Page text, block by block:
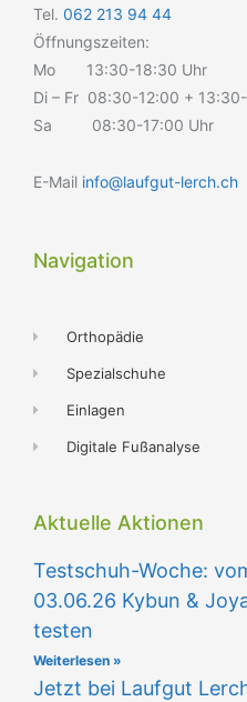
Tel. 062 213 94 44
Öffnungszeiten:
Mo 13:30-18:30 Uhr
Di – Fr 08:30-12:00 +
Sa 08:30-17:00 Uhr
E-Mail info@laufgut-lerch.ch
Navigation
Orthopädie
Spezialschuhe
Einlagen
Digitale Fußanalyse
Aktuelle Aktionen
Testschuh-Woche:
03.06.26 Kybun &
testen
Weiterlesen »
Jetzt bei Laufgut